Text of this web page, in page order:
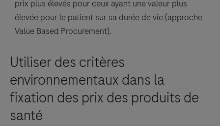
prix plus élevés pour ceux ayant une valeur plus
élevée pour le patient sur sa durée de vie (approche
Value Based Procurement).
Utiliser des critères
environnementaux dans la
fixation des prix des produits de
santé